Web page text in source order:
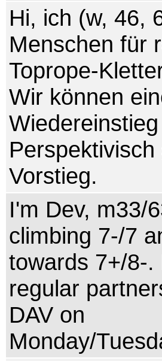
Hi, ich (w, 46,
Menschen für
Toprope-
Wir können
Vorstieg.
I'm Dev, m33/
climbing 7-/7
towards 7+/8-
regular
DAV on
Monday/